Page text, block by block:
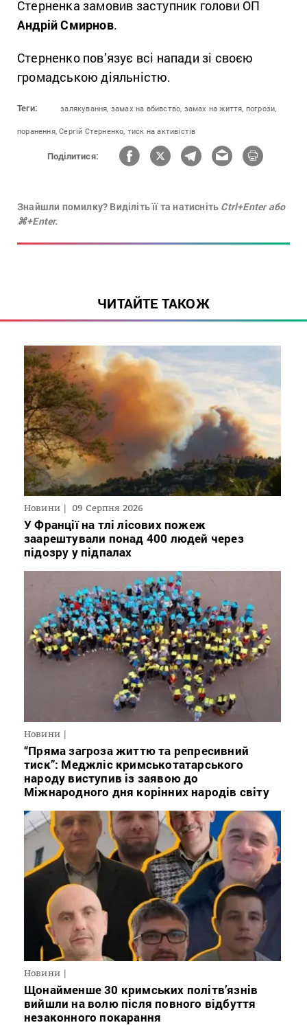
Стерненка замовив заступник голови ОП
Андрій Смирнов.
Стерненко пов’язує всі напади зі своєю
громадською діяльністю.
Теги: залякування, замах на вбивство, замах на життя, погрози,
поранення, Сергій Стерненко, тиск на активістів
Поділитися:
Знайшли помилку? Виділіть її та натисніть Ctrl+Enter або
⌘+Enter.
ЧИТАЙТЕ ТАКОЖ
Новини 09 Серпня 2026
У Франції на тлі лісових пожеж
заарештували понад 400 людей через
підозру у підпалах
Новини
“Пряма загроза життю та репресивний
тиск”: Меджліс кримськотатарського
народу виступив із заявою до
Міжнародного дня корінних народів світу
Новини
Щонайменше 30 кримських політв’язнів
вийшли на волю після повного відбуття
незаконного покарання